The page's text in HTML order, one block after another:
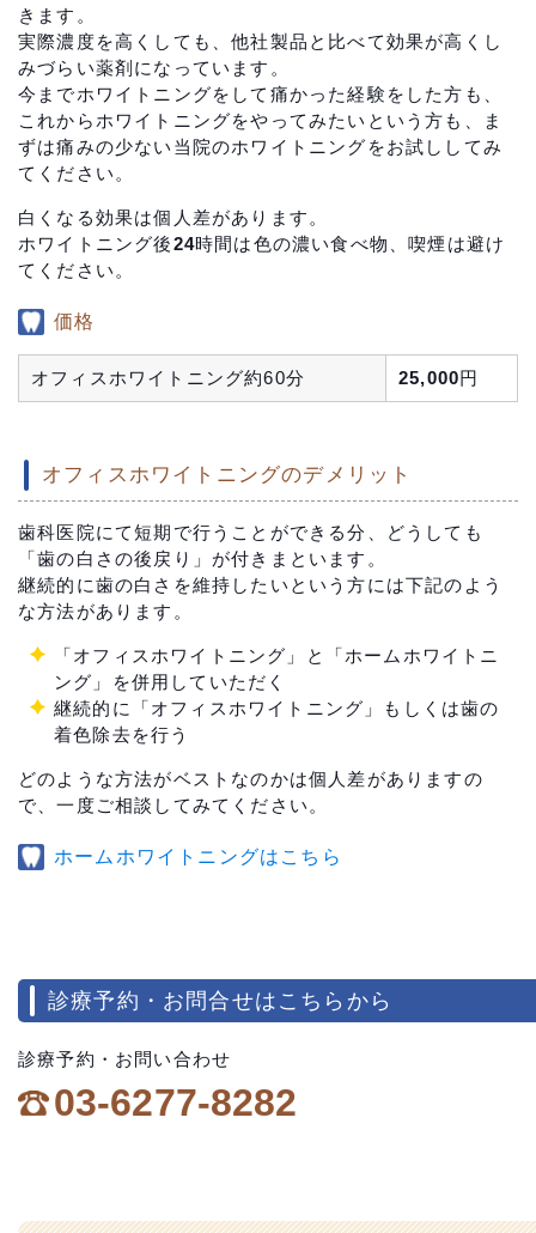
きます。
実際濃度を高くしても、他社製品と比べて効果が高くし
みづらい薬剤になっています。
今までホワイトニングをして痛かった経験をした方も、
これからホワイトニングをやってみたいという方も、ま
ずは痛みの少ない当院のホワイトニングをお試ししてみ
てください。
白くなる効果は個人差があります。
ホワイトニング後24時間は色の濃い食べ物、喫煙は避け
てください。
価格
オフィスホワイトニング約60分 25,000円
オフィスホワイトニングのデメリット
歯科医院にて短期で行うことができる分、どうしても
「歯の白さの後戻り」が付きまといます。
継続的に歯の白さを維持したいという方には下記のよう
な方法があります。
「オフィスホワイトニング」と「ホームホワイトニ
ング」を併用していただく
継続的に「オフィスホワイトニング」もしくは歯の
着色除去を行う
どのような方法がベストなのかは個人差がありますの
で、一度ご相談してみてください。
ホームホワイトニングはこちら
診療予約・お問合せはこちらから
診療予約・お問い合わせ
03-6277-8282